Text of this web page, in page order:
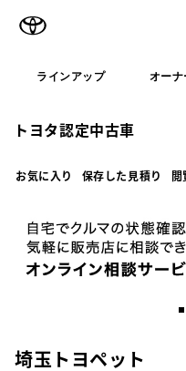
ラインアップ オーナ
トヨタ認定中古車
お気に入り 保存した見積り 閲
埼玉トヨペット